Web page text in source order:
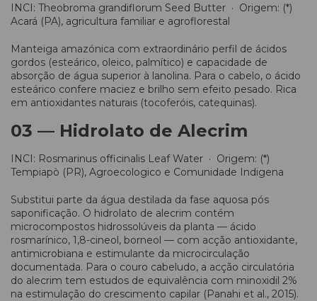
INCI: Theobroma grandiflorum Seed Butter · Origem: (*)
Acará (PA), agricultura familiar e agroflorestal
Manteiga amazónica com extraordinário perfil de ácidos
gordos (esteárico, oleico, palmítico) e capacidade de
absorção de água superior à lanolina. Para o cabelo, o ácido
esteárico confere maciez e brilho sem efeito pesado. Rica
em antioxidantes naturais (tocoferóis, catequinas).
03 — Hidrolato de Alecrim
INCI: Rosmarinus officinalis Leaf Water · Origem: (*)
Tempiapò (PR), Agroecologico e Comunidade Indigena
Substitui parte da água destilada da fase aquosa pós
saponificação. O hidrolato de alecrim contém
microcompostos hidrossolúveis da planta — ácido
rosmarínico, 1,8-cineol, borneol — com acção antioxidante,
antimicrobiana e estimulante da microcirculação
documentada. Para o couro cabeludo, a acção circulatória
do alecrim tem estudos de equivalência com minoxidil 2%
na estimulação do crescimento capilar (Panahi et al., 2015).